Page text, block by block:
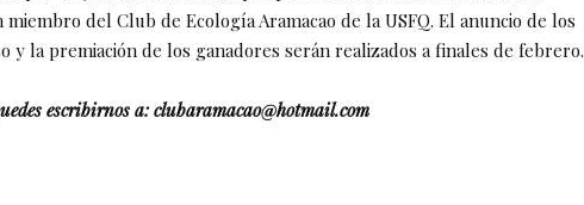
del Club de Ecología Aramacao de la USFQ. El anuncio de los
y la premiación de los ganadores serán realizados a finales de febrero.
escribirnos a: clubaramacao@hotmail.com